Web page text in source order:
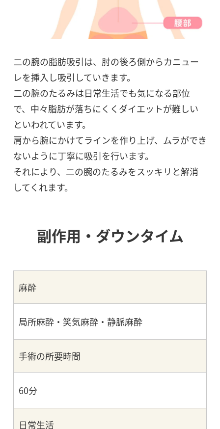
二の腕の脂肪吸引は、肘の後ろ側からカニュー
レを挿入し吸引していきます。
二の腕のたるみは日常生活でも気になる部位
で、中々脂肪が落ちにくくダイエットが難しい
といわれています。
肩から腕にかけてラインを作り上げ、ムラができ
ないように丁寧に吸引を行います。
それにより、二の腕のたるみをスッキリと解消
してくれます。
副作用・ダウンタイム
麻酔
局所麻酔・笑気麻酔・静脈麻酔
手術の所要時間
60分
日常生活